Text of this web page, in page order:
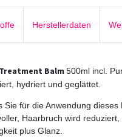
Herstellerdaten
Balm 500ml incl.
hydriert und geglättet.
für die Anwendung
Haarbruch wird
plus Glanz.